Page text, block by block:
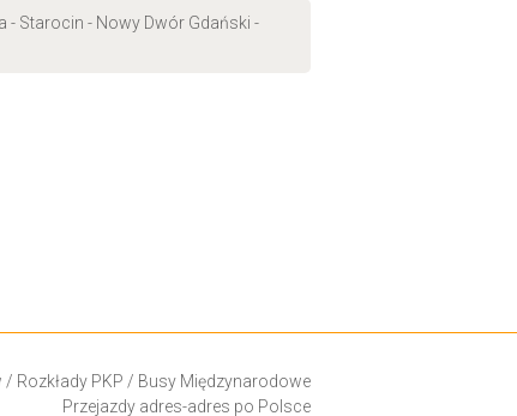
- Starocin - Nowy Dwór Gdański -
/ Rozkłady PKP / Busy Międzynarodowe
Przejazdy adres-adres po Polsce